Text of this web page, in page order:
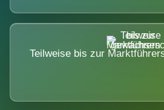
Teilweise bis zur